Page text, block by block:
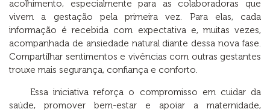
acolhimento, especialmente para as colaboradoras que
vivem a gestação pela primeira vez. Para elas, cada
informação é recebida com expectativa e, muitas vezes,
acompanhada de ansiedade natural diante dessa nova fase.
Compartilhar sentimentos e vivências com outras gestantes
trouxe mais segurança, confiança e conforto.
Essa iniciativa reforça o compromisso em cuidar da
saúde, promover bem-estar e apoiar a maternidade,